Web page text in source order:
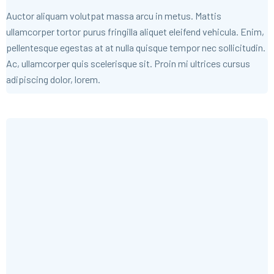
Auctor aliquam volutpat massa arcu in metus. Mattis
ullamcorper tortor purus fringilla aliquet eleifend vehicula. Enim,
pellentesque egestas at at nulla quisque tempor nec sollicitudin.
Ac, ullamcorper quis scelerisque sit. Proin mi ultrices cursus
adipiscing dolor, lorem.